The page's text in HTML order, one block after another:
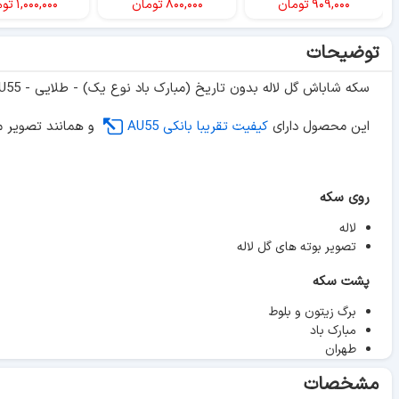
۹۰۹,۰۰۰تومان ۸۰۰,۰۰۰تومان ۱,۰۰۰,۰۰۰
توضیحات
سکه شاباش گل لاله بدون تاریخ (مبارک باد نوع یک) - طلایی - AU55 - محمد رضا شاه
این محصول دارای کیفیت تقریبا بانکی AU55 و همانند
روی سکه
لاله
تصویر بوته های گل لاله
پشت سکه
برگ زیتون و بلوط
مبارک باد
طهران
مشخصات